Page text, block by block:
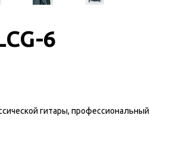
6
гитары, профессиональный